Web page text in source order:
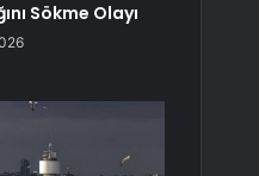
Sökme Olayı